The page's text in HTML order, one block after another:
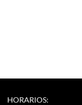
HORARIOS: